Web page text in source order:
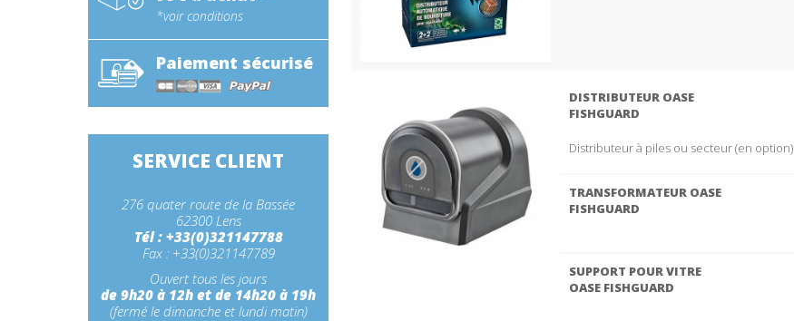
DISTRIBUTEUR OASE
FISHGUARD
Distributeur à piles ou secteur (en option)
TRANSFORMATEUR OASE
FISHGUARD
SUPPORT POUR VITRE
OASE FISHGUARD
*voir conditions
Paiement sécurisé
SERVICE CLIENT
276 quater route de la Bassée
62300 Lens
Tél : +33(0)321147788
Fax : +33(0)321147789
Ouvert tous les jours
de 9h20 à 12h et de 14h20 à 19h
(fermé le dimanche et lundi matin)